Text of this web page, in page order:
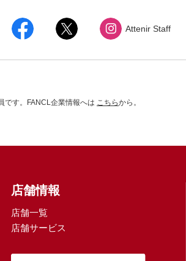
Attenir Staff
です。FANCL企業情報へは こちらから。
店舗情報
店舗一覧
店舗サービス